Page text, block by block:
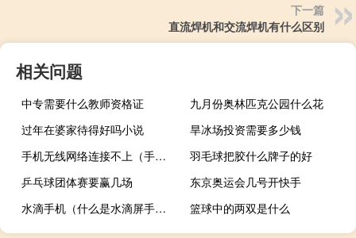
下一篇
直流焊机和交流焊机有什么区别
相关问题
中专需要什么教师资格证
九月份奥林匹克公园什么花
过年在婆家待得好吗小说
旱冰场投资需要多少钱
手机无线网络连接不上（手机无线网络连接不上）
羽毛球把胶什么牌子的好
乒乓球团体赛要赢几场
东京奥运会几号开快手
水滴手机（什么是水滴屏手机）
篮球中的两双是什么